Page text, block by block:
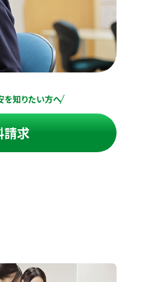
知りたい方へ
請求